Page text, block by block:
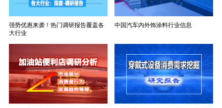
强势优惠来袭！热门调研报告覆盖各
大行业
中国汽车内外饰涂料行业信息